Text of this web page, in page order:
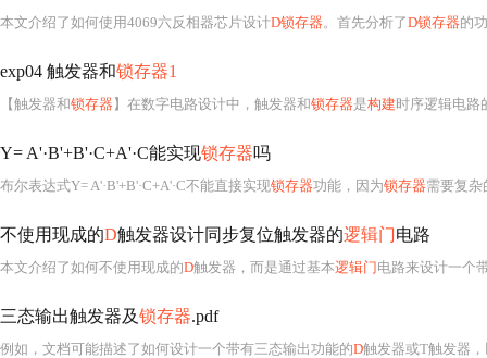
本文介绍了如何使用4069六反相器芯片设计D锁存器。首先分析了D锁存器的
exp04 触发器和锁存器1
【触发器和锁存器 】在数字电路设计中，触发器和锁存器是构建时序逻辑电路
Y= A'·B'+B'·C+A'·C能实现锁存器吗
布尔表达式Y= A'·B'+B'·C+A'·C不能直接实现锁存器功能，因为锁存器需要复杂
不使用现成的D触发器设计同步复位触发器的逻辑门电路
本文介绍了如何不使用现成的D触发器，而是通过基本逻辑门电路来设计一个带有同步复位功能的触发
三态输出触发器及锁存器.pdf
例如，文档可能描述了如何设计一个带有三态输出功能的D触发器或T触发器